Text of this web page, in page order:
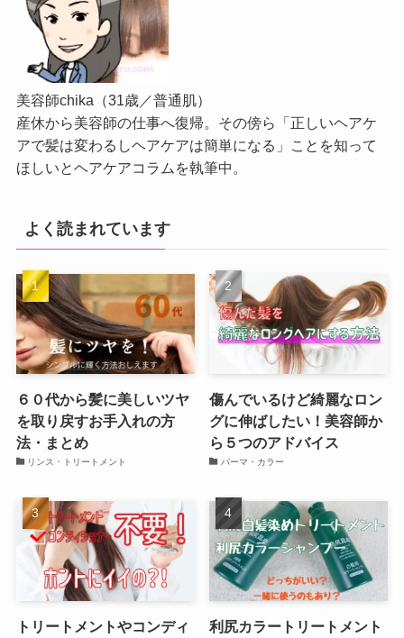
美容師chika（31歳／普通肌）
産休から美容師の仕事へ復帰。その傍ら「正しいヘアケ
アで髪は変わるしヘアケアは簡単になる」ことを知って
ほしいとヘアケアコラムを執筆中。
よく読まれています
６０代から髪に美しいツヤ
を取り戻すお手入れの方
法・まとめ
リンス・トリートメント
傷んでいるけど綺麗なロン
グに伸ばしたい！美容師か
ら５つのアドバイス
パーマ・カラー
トリートメントやコンディ
利尻カラートリートメント